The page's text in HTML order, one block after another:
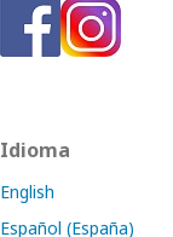
Idioma
English
Español (España)